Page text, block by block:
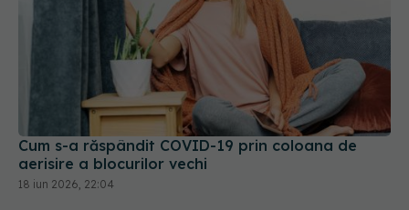
Cum s-a răspândit COVID-19 prin coloana de
aerisire a blocurilor vechi